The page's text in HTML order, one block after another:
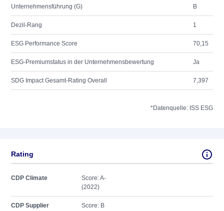
Unternehmensführung (G) B
Dezil-Rang 1
ESG Performance Score 70,15
ESG-Premiumstatus in der Unternehmensbewertung Ja
SDG Impact Gesamt-Rating Overall 7,397
*Datenquelle: ISS ESG
Rating
CDP Climate
Score: A-
(2022)
CDP Supplier Score: B